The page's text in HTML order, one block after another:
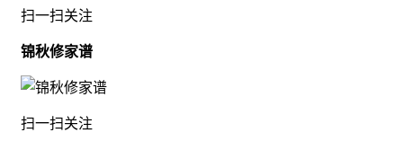
扫一扫关注
锦秋修家谱
扫一扫关注